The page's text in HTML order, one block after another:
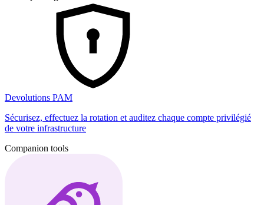
Devolutions PAM
Sécurisez, effectuez la rotation et auditez chaque compte privilégié
de votre infrastructure
Companion tools